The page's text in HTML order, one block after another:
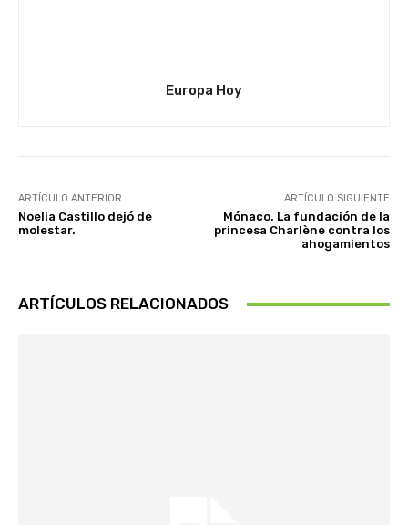
Europa Hoy
ARTÍCULO ANTERIOR
Noelia Castillo dejó de
molestar.
ARTÍCULO SIGUIENTE
Mónaco. La fundación de la
princesa Charlène contra los
ahogamientos
ARTÍCULOS RELACIONADOS